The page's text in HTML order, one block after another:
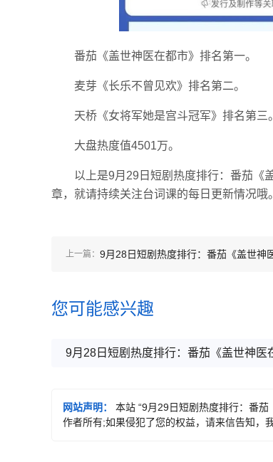
番茄《盖世神医在都市》排名第一。
麦芽《长乐不曾见欢》排名第二。
天桥《女将军她是宫斗冠军》排名第三。
大盘热度值4501万。
以上是9月29日短剧热度排行：番茄《
章，就请持续关注台词课的每日更新情况哦。
上一篇： 9月28日短剧热度排行：番茄《盖世神
您可能感兴趣
网站声明：
本站 “9月29日短剧热度排行：番
作者所有;如果侵犯了您的权益，请来信告知，